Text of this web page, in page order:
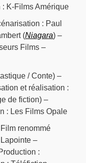
K-Films Amérique
: Paul
(Niagara) –
Films –
/ Conte) –
et réalisation :
de fiction) –
: Les Films Opale
renommé
–
: